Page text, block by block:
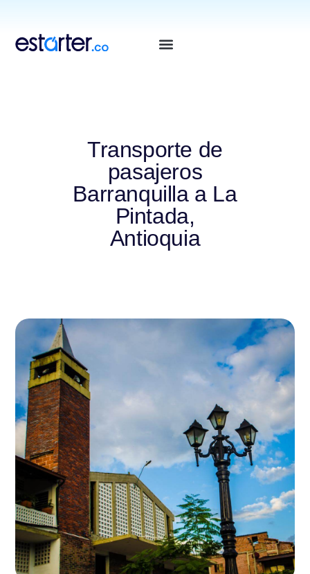
Transporte de
pasajeros
Barranquilla a La
Pintada,
Antioquia